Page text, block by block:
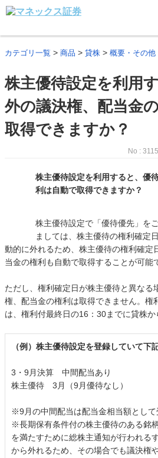
カテゴリ一覧 > 商品 > 貸株 > 概要・その他
株主優待設定を利用
外の議決権、配当金
取得できますか？
No : 3115
株主優待設定を利用すると、優
利は自動で取得できますか？
株主優待設定で「優待優先」を
ましては、株主優待の権利確定
動的に外れるため、株主優待の権利確定
当金の権利も自動で取得することが可能
ただし、権利確定日が株主優待と異なる
権、配当金の権利は取得できません。権
は、権利付最終日の16：30までに貸株か
（例）株主優待設定を登録していて下
3・9月決算 中間配当あり
株主優待 3月（9月優待なし）
※9月の中間配当は配当金相当額として
※長期保有条件付の株主優待のある銘
を満たすために総株主通知が行われる
から外れるため、その場合でも議決権